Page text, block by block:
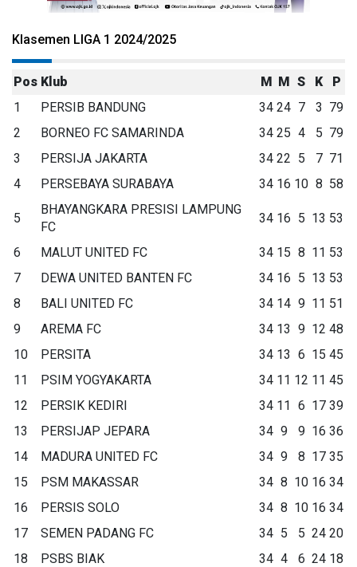
Klasemen LIGA 1 2024/2025
Pos Klub M M S K
P
1
PERSIB BANDUNG 34 24 7 3 79
2
BORNEO FC SAMARINDA 34 25 4 5 79
3
PERSIJA JAKARTA 34 22 5 7 71
4
PERSEBAYA SURABAYA 34 16 10 8 58
5
BHAYANGKARA PRESISI LAMPUNG
FC
34 16 5 13 53
6 MALUT UNITED FC 34 15 8 11 53
7
DEWA UNITED BANTEN FC 34 16 5 13 53
8
BALI UNITED FC 34 14 9 11 51
9
AREMA FC 34 13 9 12 48
10
PERSITA 34 13 6 15 45
11
PSIM YOGYAKARTA 34 11 12 11 45
12
PERSIK KEDIRI 34 11 6 17 39
13
PERSIJAP JEPARA 34 9 9 16 36
14
MADURA UNITED FC 34 9 8 17 35
15
PSM MAKASSAR 34 8 10 16 34
16
PERSIS SOLO 34 8 10 16 34
17
SEMEN PADANG FC 34 5 5 24 20
18
PSBS BIAK 34 4 6 24 18